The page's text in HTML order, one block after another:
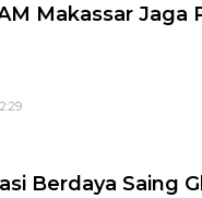
Makassar Jaga
Berdaya Saing